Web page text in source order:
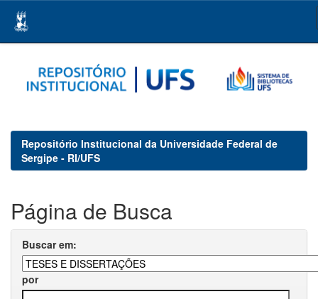
navigation
Repositório Institucional da Universidade Federal de
Sergipe - RI/UFS
Página de Busca
Buscar em:
por